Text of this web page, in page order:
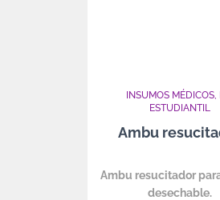
INSUMOS MÉDICOS
ESTUDIANTIL
Ambu
Ambu resucitador
desechable.